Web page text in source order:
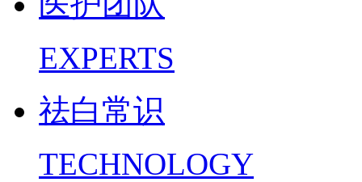
EXPERTS
祛白常识
TECHNOLOGY